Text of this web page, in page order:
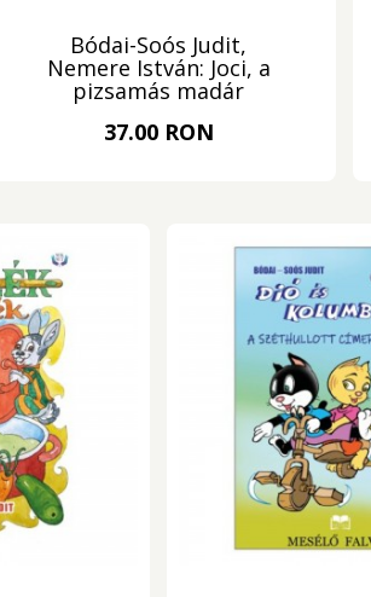
Bódai-Soós Judit,
Nemere István: Joci, a
pizsamás madár
37.00 RON